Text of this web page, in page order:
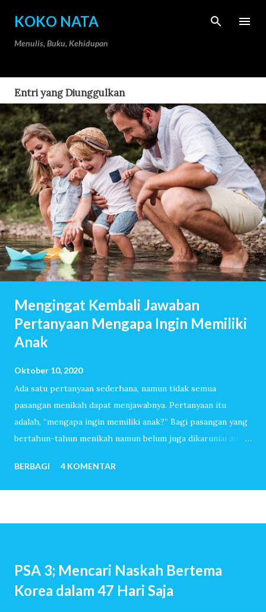
Langsung ke konten utama
KOKO NATA
Menulis, Buku, Kehidupan
Entri yang Diunggulkan
Mengingat Kembali Jawaban
Pertanyaan Mengapa Ingin Memiliki
Anak
Oktober 10, 2020
Ada satu pertanyaan sederhana, namun tidak semua
pasangan menikah dapat menjawabnya. Pertanyaan itu
adalah, “mengapa ingin memiliki anak?” Bagi pasangan yang
bertahun-tahun menikah namun belum juga dikaruniai anak,
melewati ribuan hari tanpa tangis bayi, tiada canda tawa
dengan anak-anak. Mereka menemukan banyak sekali alasan
sangat mudah dititipi anak oleh-Nya, pertanyaan mengapa
kemudian istri hamil. Setahun kemudian pasangan suami
istri telah menjadi orang tua. Beberapa tahun kemudian,
BERBAGI 4 KOMENTAR
PSA 3; Mencari Naskah Bertema
Korea dalam 47 Hari Saja